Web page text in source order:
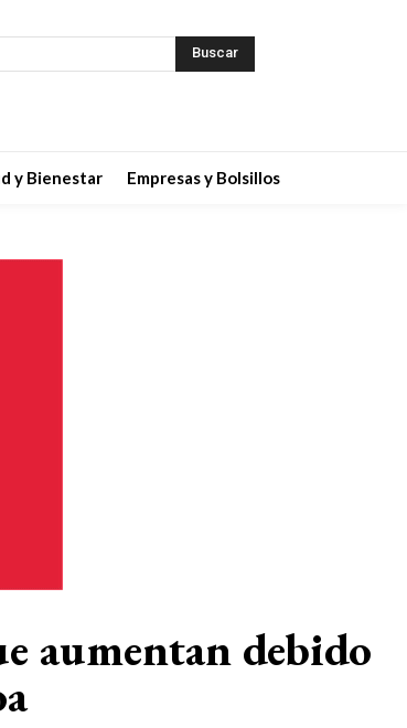
Buscar
y Bienestar Empresas y Bolsillos
aumentan debido